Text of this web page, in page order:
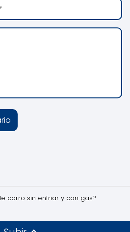
carro sin enfriar y con gas?